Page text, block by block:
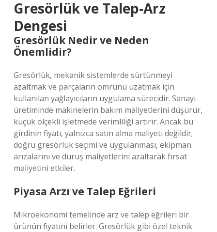
Gresörlük ve Talep‑Arz
Dengesi
Gresörlük Nedir ve Neden
Önemlidir?
Gresörlük, mekanik sistemlerde sürtünmeyi
azaltmak ve parçaların ömrünü uzatmak için
kullanılan yağlayıcıların uygulama sürecidir. Sanayi
üretiminde makinelerin bakım maliyetlerini düşürür,
küçük ölçekli işletmede verimliliği artırır. Ancak bu
girdinin fiyatı, yalnızca satın alma maliyeti değildir;
doğru gresörlük seçimi ve uygulanması, ekipman
arızalarını ve duruş maliyetlerini azaltarak fırsat
maliyetini etkiler.
Piyasa Arzı ve Talep Eğrileri
Mikroekonomi temelinde arz ve talep eğrileri bir
ürünün fiyatını belirler. Gresörlük gibi özel teknik